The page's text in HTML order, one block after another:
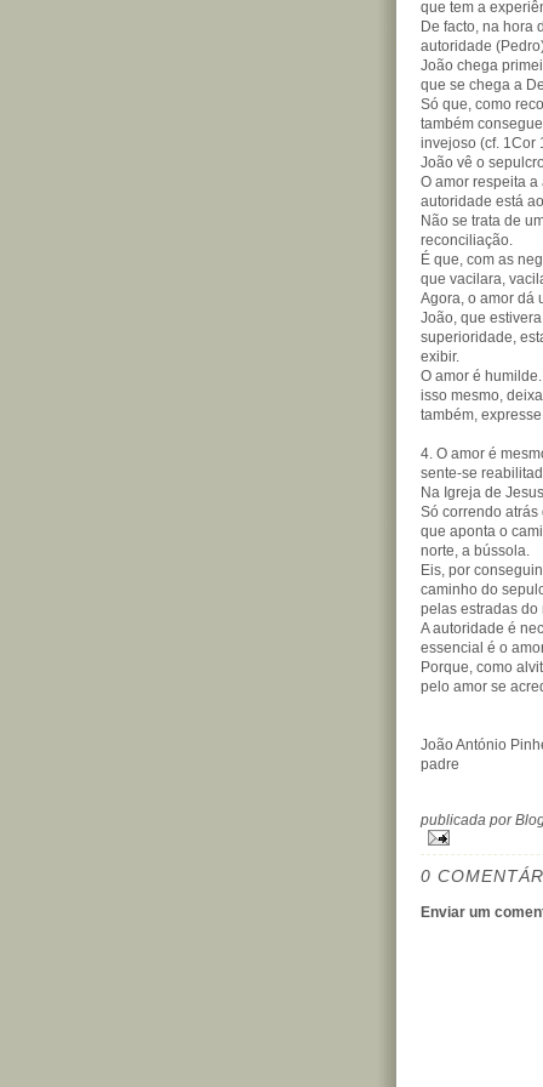
que tem a
De facto, na hora
autoridade
João chega
que se chega a
Só que, como
também
invejoso (cf. 1Cor
João vê o
O amor respeita
autoridade está
Não se trata de
reconciliação.
É que, com as
que vacilara,
Agora, o amor
João, que
superioridade,
exibir.
O amor é
isso mesmo,
também,
4. O amor é
sente-se
Na Igreja de
Só correndo atrás
que aponta o
norte, a bússola.
Eis, por
caminho do
pelas estradas do
A autoridade é
essencial é o
Porque, como
pelo amor se
João António
padre
publicada por
0
Enviar um